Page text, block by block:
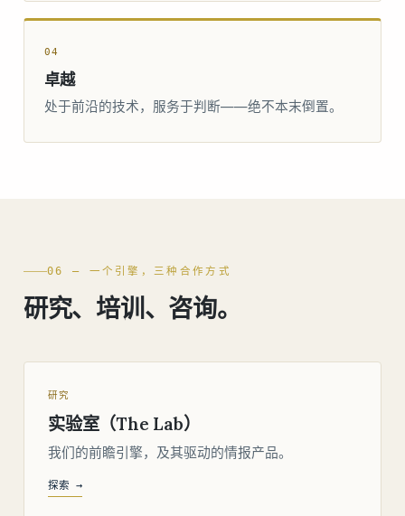
04
卓越
处于前沿的技术，服务于判断——绝不本末倒置。
06 — 一个引擎，三种合作方式
研究、培训、咨询。
研究
实验室（The Lab）
我们的前瞻引擎，及其驱动的情报产品。
探索 →